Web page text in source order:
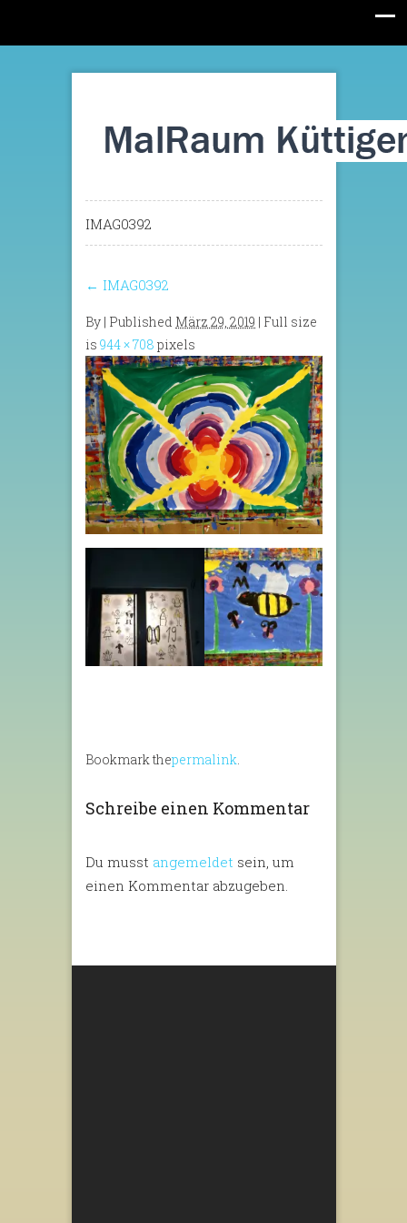
IMAG0392
← IMAG0392
By | Published März 29, 2019 | Full size
is 944 × 708 pixels
Bookmark thepermalink.
Schreibe einen Kommentar
Du musst angemeldet sein, um
einen Kommentar abzugeben.